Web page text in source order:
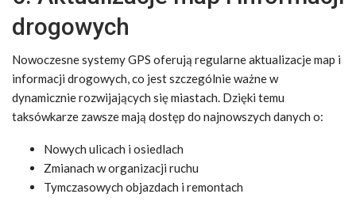
drogowych
Nowoczesne systemy GPS oferują regularne aktualizacje map i
informacji drogowych, co jest szczególnie ważne w
dynamicznie rozwijających się miastach. Dzięki temu
taksówkarze zawsze mają dostęp do najnowszych danych o:
Nowych ulicach i osiedlach
Zmianach w organizacji ruchu
Tymczasowych objazdach i remontach